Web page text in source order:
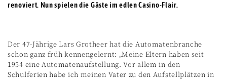
renoviert. Nun spielen die Gäste im edlen Casino-Flair.
Der 47-Jährige Lars Grotheer hat die Automatenbranche
schon ganz früh kennengelernt: „Meine Eltern haben seit
1954 eine Automatenaufstellung. Vor allem in den
Schulferien habe ich meinen Vater zu den Aufstellplätzen in